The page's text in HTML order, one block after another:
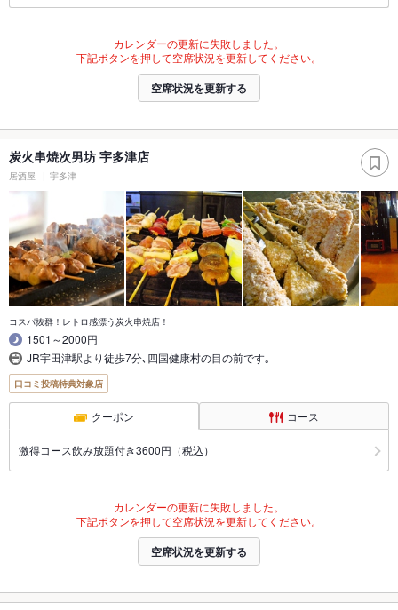
カレンダーの更新に失敗しました。
下記ボタンを押して空席状況を更新してください。
空席状況を更新する
炭火串焼次男坊 宇多津店
居酒屋 宇多津
コスパ抜群！レトロ感漂う炭火串焼店！
1501～2000円
JR宇田津駅より徒歩7分､四国健康村の目の前です｡
口コミ投稿特典対象店
クーポン コース
激得コース飲み放題付き3600円（税込）
カレンダーの更新に失敗しました。
下記ボタンを押して空席状況を更新してください。
空席状況を更新する